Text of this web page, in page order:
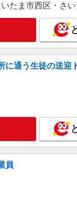
たま市西区・さ
に通う生徒の送迎
員